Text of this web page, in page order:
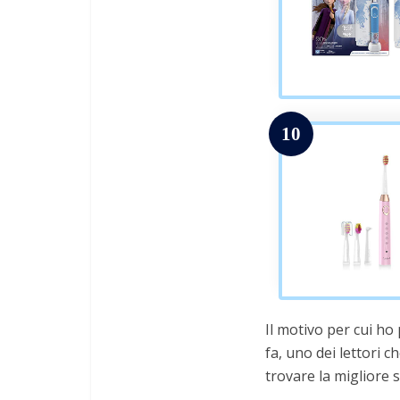
10
Il motivo per cui
fa, uno dei lettori
trovare la migliore